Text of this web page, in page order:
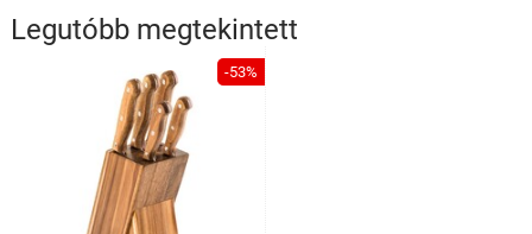
Legutóbb megtekintett
-53%